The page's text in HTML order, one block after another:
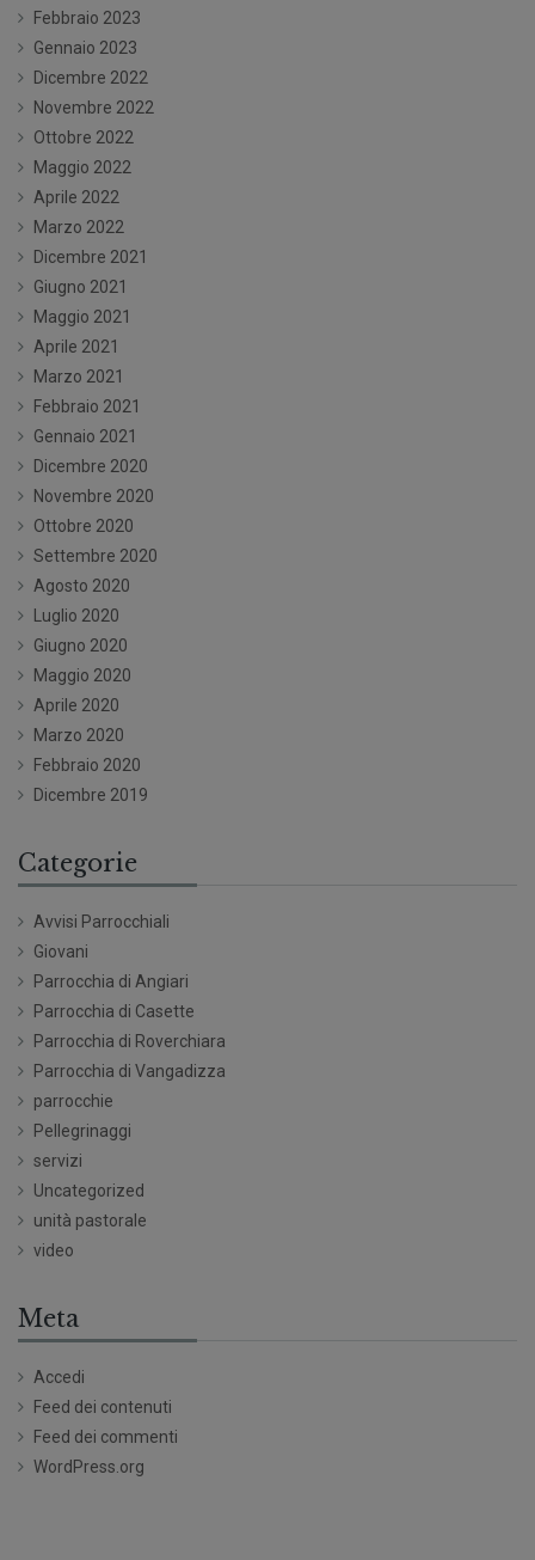
Febbraio 2023
Gennaio 2023
Dicembre 2022
Novembre 2022
Ottobre 2022
Maggio 2022
Aprile 2022
Marzo 2022
Dicembre 2021
Giugno 2021
Maggio 2021
Aprile 2021
Marzo 2021
Febbraio 2021
Gennaio 2021
Dicembre 2020
Novembre 2020
Ottobre 2020
Settembre 2020
Agosto 2020
Luglio 2020
Giugno 2020
Maggio 2020
Aprile 2020
Marzo 2020
Febbraio 2020
Dicembre 2019
Categorie
Avvisi Parrocchiali
Giovani
Parrocchia di Angiari
Parrocchia di Casette
Parrocchia di Roverchiara
Parrocchia di Vangadizza
parrocchie
Pellegrinaggi
servizi
Uncategorized
unità pastorale
video
Meta
Accedi
Feed dei contenuti
Feed dei commenti
WordPress.org